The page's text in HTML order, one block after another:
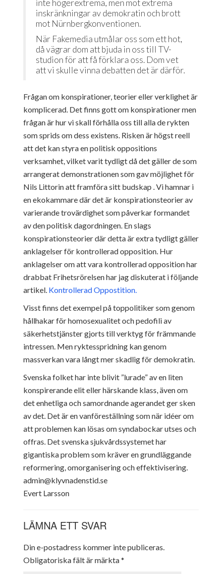
inte högerextrema, men mot extrema
inskränkningar av demokratin och brott
mot Nürnbergkonventionen.
När Fakemedia utmålar oss som ett hot,
då vägrar dom att bjuda in oss till TV-
studion för att få förklara oss. Dom vet
att vi skulle vinna debatten det är därför.
Frågan om konspirationer, teorier eller verklighet är
komplicerad. Det finns gott om konspirationer men
frågan är hur vi skall förhålla oss till alla de rykten
som sprids om dess existens. Risken är högst reell
att det kan styra en politisk oppositions
verksamhet, vilket varit tydligt då det gäller de som
arrangerat demonstrationen som gav möjlighet för
Nils Littorin att framföra sitt budskap . Vi hamnar i
en ekokammare där det är konspirationsteorier av
varierande trovärdighet som påverkar formandet
av den politisk dagordningen. En slags
konspirationsteorier där detta är extra tydligt gäller
anklagelser för kontrollerad opposition. Hur
anklagelser om att vara kontrollerad opposition har
drabbat Frihetsrörelsen har jag diskuterat i följande
artikel.Kontrollerad Oppostition.
Visst finns det exempel på toppolitiker som genom
hållhakar för homosexualitet och pedofili av
säkerhetstjänster gjorts till verktyg för främmande
intressen. Men ryktesspridning kan genom
massverkan vara långt mer skadlig för demokratin.
Svenska folket har inte blivit ”lurade” av en liten
konspirerande elit eller härskande klass, även om
det enhetliga och samordnande agerandet ger sken
av det. Det är en vanföreställning som när idéer om
att problemen kan lösas om syndabockar utses och
offras. Det svenska sjukvårdssystemet har
gigantiska problem som kräver en grundläggande
reformering, omorganisering och effektivisering.
admin@klyvnadenstid.se
Evert Larsson
LÄMNA ETT SVAR
Din e-postadress kommer inte publiceras.
Obligatoriska fält är märkta*